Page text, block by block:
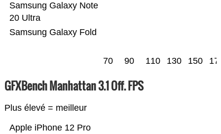
Samsung Galaxy Fold
Samsung Galaxy Note
20 Ultra
70 90 110 130 150
GFXBench Manhattan 3.1 Off. FPS
Plus élevé = meilleur
Apple iPhone 12 Pro